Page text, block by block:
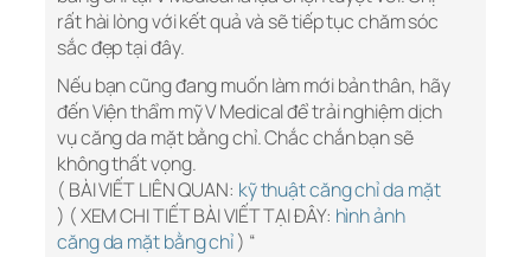
rất hài lòng với kết quả và sẽ tiếp tục chăm sóc
sắc đẹp tại đây.
Nếu bạn cũng đang muốn làm mới bản thân, hãy
đến Viện thẩm mỹ V Medical để trải nghiệm dịch
vụ căng da mặt bằng chỉ. Chắc chắn bạn sẽ
không thất vọng.
( BÀI VIẾT LIÊN QUAN: kỹ thuật căng chỉ da mặt
) ( XEM CHI TIẾT BÀI VIẾT TẠI ĐÂY: hình ảnh
căng da mặt bằng chỉ) “